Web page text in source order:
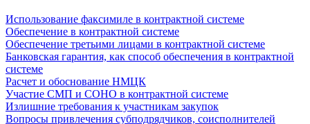
Использование факсимиле в контрактной системе
Обеспечение в контрактной системе
Обеспечение третьими лицами в контрактной системе
Банковская гарантия, как способ обеспечения в контрактной
системе
Расчет и обоснование НМЦК
Участие СМП и СОНО в контрактной системе
Излишние требования к участникам закупок
Вопросы привлечения субподрядчиков, соисполнителей